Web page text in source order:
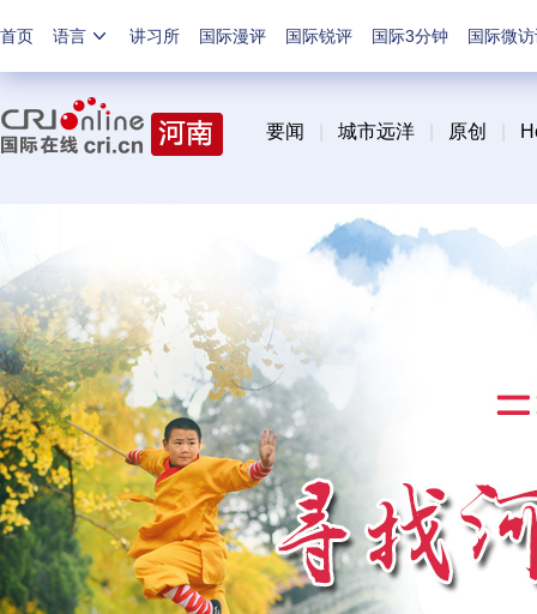
首页 语言 讲习所 国际漫评 国际锐评 国际3分钟 国际微
要闻 城市远洋 原创